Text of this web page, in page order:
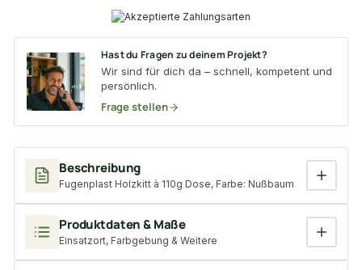
Beschreibung
Fugenplast Holzkitt à 110g Dose, Farbe: Nußbaum
Produktdaten & Maße
Einsatzort, Farbgebung & Weitere
Hast du Fragen zu deinem Projekt?
Wir sind für dich da – schnell, kompetent und
persönlich.
Frage stellen